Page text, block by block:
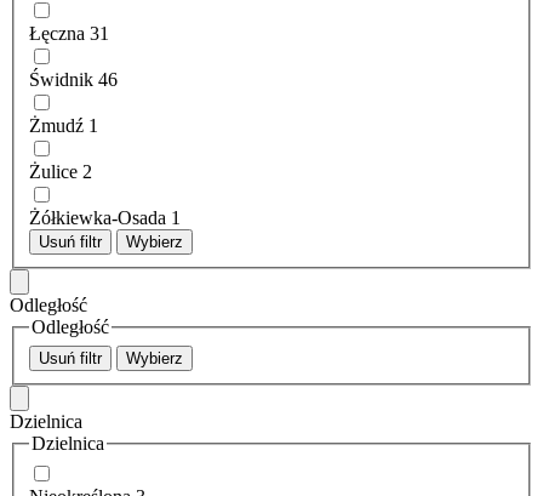
Łęczna 31
Świdnik 46
Żmudź 1
Żulice 2
Żółkiewka-Osada 1
Usuń filtr Wybierz
Odległość
Odległość
Usuń filtr Wybierz
Dzielnica
Dzielnica